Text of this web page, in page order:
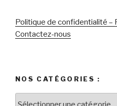
Le
chef-
pour
célébrer
le
Politique de confidentialité –
Contactez-nous
NOS CATÉGORIES :